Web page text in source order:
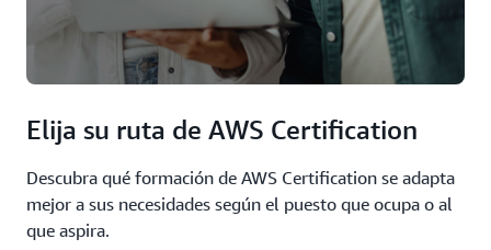
Elija su ruta de AWS Certification
Descubra qué formación de AWS Certification se adapta
mejor a sus necesidades según el puesto que ocupa o al
que aspira.